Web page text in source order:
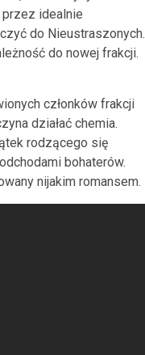
idealnie
do Nieustraszonych.
do nowej frakcji.
członków frakcji
działać chemia.
rodzącego się
bohaterów.
nijakim romansem.